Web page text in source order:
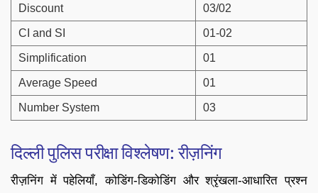
Discount 03/02
CI and SI 01-02
Simplification 01
Average Speed 01
Number System 03
दिल्ली पुलिस परीक्षा विश्लेषण: रीज़निंग
रीज़निंग में पहेलियाँ, कोडिंग-डिकोडिंग और श्रृंखला-आधारित प्रश्न